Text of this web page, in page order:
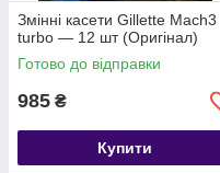
Змінні касети Gillette Mach3
turbo — 12 шт (Оригінал)
Готово до відправки
985 ₴
Купити